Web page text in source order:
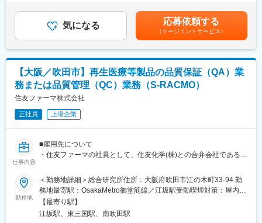
対し上司と面談実施のうえ、会社側へ伝える制度。自己申告制度
のタイミングで「社内FA制度」があり、今すぐにチャレンジした
い部署や業務に手を挙げる事ができます。
■参考ページ
数字で見る小林製薬
https://www.kobayashi.co.jp/recruitment/company/number.html
変更の範囲：会社の定める業務
・新たな医療ソリューションの社会実装・事業拡大の最中にある
革新的な再生医療等製品の開発においては、CMCの貢献できる範
囲は広く、意欲さえあれば、セクションの垣根を越えて、未知の
を進めており、国際感覚やダイバーシティを感じることができる
環境です。
■入社後のキャリアパス
に積極的に参加することを奨励しています。
・また海外子会社と協働して医薬品の研究開発を効率的に進め、
子会社への短期或いは長期派遣の機会もつくっています。
・これらに限らず、自ら挑戦する人には様々な成長の機会を提供
・長期的なキャリアパスとしては、専門性をより高め個人の力で
成果を出すスペシャリスト人材、あるいは組織力を最大限に活か
して成果を出すマネジメント人材に分かれ、各人の資質や希望を
踏まえて、上司と相談しながらキャリアパスを描いて頂く事が可
金額であり、選考を通じて上下する可能性があります。月給(月額)
は固定手当を含めた表記です。
気になる 応募依頼する
（エージェントサービス）
【大阪／吹田市】再生医療等製品の品質保証（QA）業
務または品質管理（QC）業務（S-RACMO）
住友ファーマ株式会社
正社員 上場企業
仕事内容
■雇用先について
・住友ファーマの社員として、住友化学(株)との合弁会社であるS-
・事業内容：再生・細胞医薬分野の製法開発、製造などの受託
（CDMO）
■職務内容
・再生医療等製品（主に細胞加工製品）のCDMOであるS-
勤務地
＜勤務地詳細＞総合研究所住所：大阪府吹田市江の木町33-94 勤
務地最寄駅：OsakaMetro御堂筋線／江坂駅受動喫煙対策：屋内全
面禁煙変更の範囲：会社の定める事業所（リモートワーク含む）
【最寄り駅】
江坂駅、東三国駅、南吹田駅